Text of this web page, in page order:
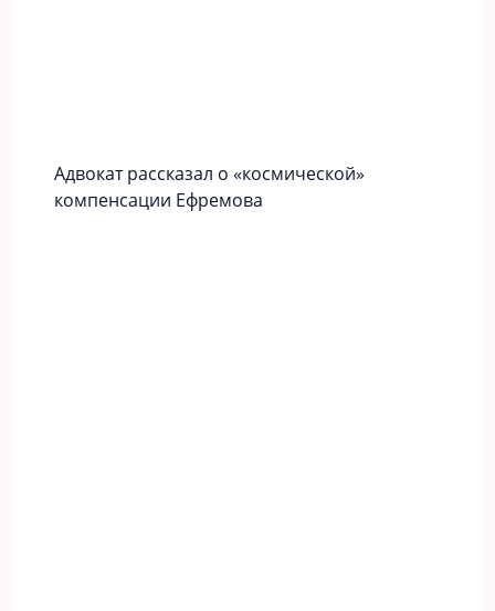
Адвокат рассказал о «космической»
компенсации Ефремова